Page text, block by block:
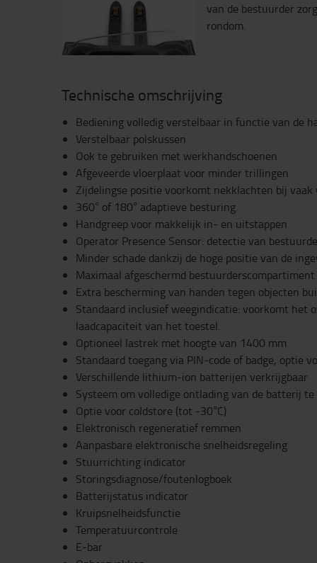
van de bestuurder
rondom.
Technische omschrijving
Bediening volledig verstelbaar in functie van de
Verstelbaar polskussen
Ook te gebruiken met werkhandschoenen
Afgeveerde vloerplaat voor minder trillingen
Zijdelingse positie voorkomt nekklachten bij
360° of 180° adaptieve besturing
Handgreep voor makkelijk in- en uitstappen
Operator Presence Sensor: detectie van
Minder schade dankzij de hoge positie van de
Maximaal afgeschermd bestuurderscompartiment
Extra bescherming van handen tegen objecten
Standaard inclusief weegindicatie: voorkomt het
laadcapaciteit van het toestel.
Optioneel lastrek met hoogte van 1400 mm
Standaard toegang via PIN-code of badge, optie
Verschillende lithium-ion batterijen verkrijgbaar
Systeem om volledige ontlading van de batterij
Optie voor coldstore (tot -30°C)
Elektronisch regeneratief remmen
Aanpasbare elektronische snelheidsregeling
Stuurrichting indicator
Storingsdiagnose/foutenlogboek
Batterijstatus indicator
Kruipsnelheidsfunctie
Temperatuurcontrole
E-bar